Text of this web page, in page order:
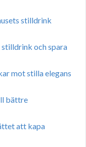
stilldrink
och spara
mot stilla elegans
bättre
att kapa